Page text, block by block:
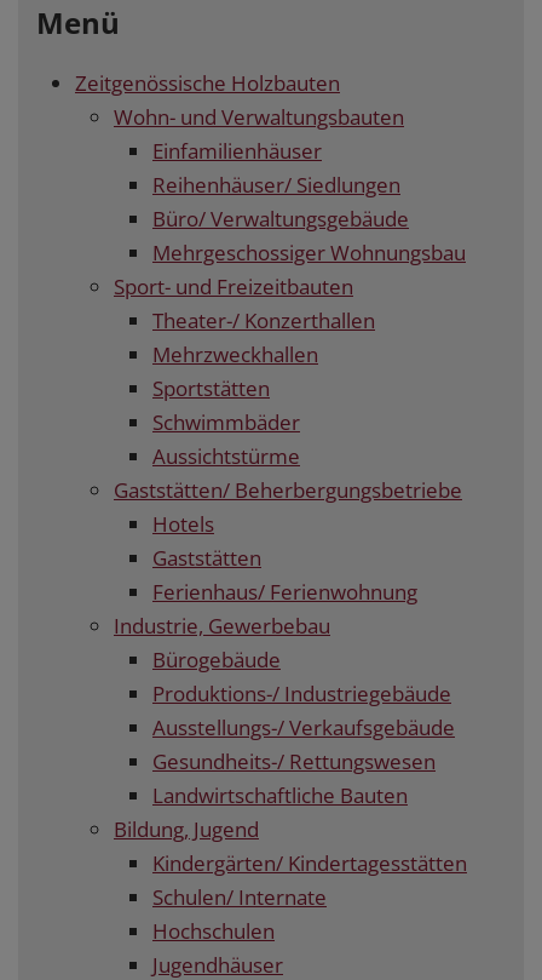
Menü
Zeitgenössische Holzbauten
Wohn- und Verwaltungsbauten
Einfamilienhäuser
Reihenhäuser/ Siedlungen
Büro/ Verwaltungsgebäude
Mehrgeschossiger Wohnungsbau
Sport- und Freizeitbauten
Theater-/ Konzerthallen
Mehrzweckhallen
Sportstätten
Schwimmbäder
Aussichtstürme
Gaststätten/ Beherbergungsbetriebe
Hotels
Gaststätten
Ferienhaus/ Ferienwohnung
Industrie, Gewerbebau
Bürogebäude
Produktions-/ Industriegebäude
Ausstellungs-/ Verkaufsgebäude
Gesundheits-/ Rettungswesen
Landwirtschaftliche Bauten
Bildung, Jugend
Kindergärten/ Kindertagesstätten
Schulen/ Internate
Hochschulen
Jugendhäuser